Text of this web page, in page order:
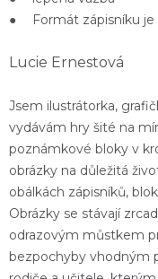
● Formát zápisníku je
Lucie Ernestová
Jsem ilustrátorka,
vydávám hry šité na
poznámkové bloky v
obrázky na důležitá
obálkách zápisníků,
Obrázky se stávají
odrazovým můstkem
bezpochyby vhodným